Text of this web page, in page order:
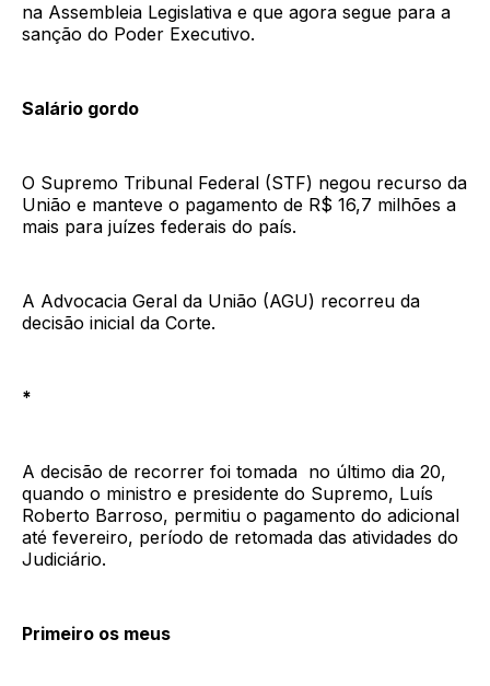
na Assembleia Legislativa e que agora segue para a
sanção do Poder Executivo.
Salário gordo
O Supremo Tribunal Federal (STF) negou recurso da
União e manteve o pagamento de R$ 16,7 milhões a
mais para juízes federais do país.
A Advocacia Geral da União (AGU) recorreu da
decisão inicial da Corte.
*
A decisão de recorrer foi tomada no último dia 20,
quando o ministro e presidente do Supremo, Luís
Roberto Barroso, permitiu o pagamento do adicional
até fevereiro, período de retomada das atividades do
Judiciário.
Primeiro os meus